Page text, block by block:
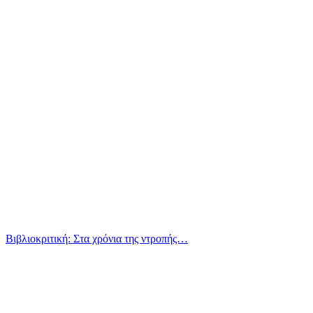
Βιβλιοκριτική: Στα χρόνια της ντροπής…